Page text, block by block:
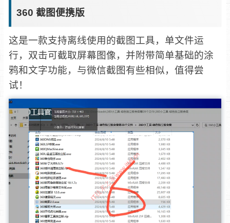
360 截图便携版
这是一款支持离线使用的截图工具，单文件运
行，双击可截取屏幕图像，并附带简单基础的涂
鸦和文字功能，与微信截图有些相似，值得尝
试！